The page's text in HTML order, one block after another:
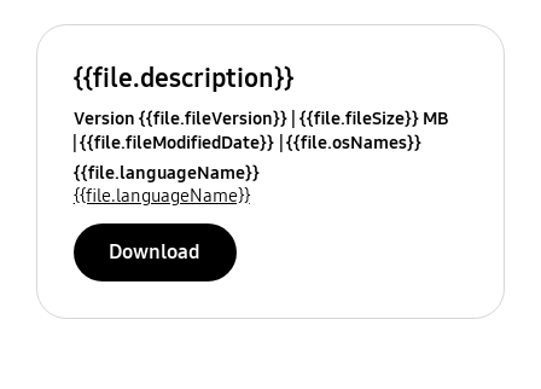
{{file.description}}
Version {{file.fileVersion}} {{file.fileSize}} MB
{{file.fileModifiedDate}} {{file.osNames}}
{{file.languageName}}
{{file.languageName}}
Download